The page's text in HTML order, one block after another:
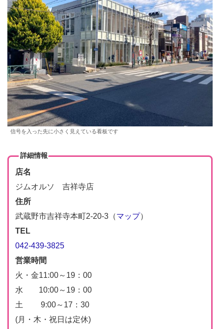
信号を入った先に小さく見えている看板です
詳細情報
店名
ジムオルソ 吉祥寺店
住所
武蔵野市吉祥寺本町2-20-3（マップ）
TEL
042-439-3825
営業時間
火・金11:00～19：00
水 10:00～19：00
土 9:00～17：30
(月・木・祝日は定休)